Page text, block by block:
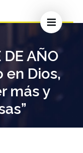
DE AÑO
en Dios,
más y